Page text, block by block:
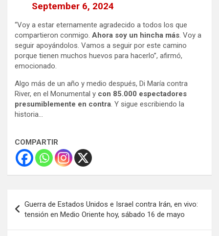
September 6, 2024
“Voy a estar eternamente agradecido a todos los que
compartieron conmigo. Ahora soy un hincha más. Voy a
seguir apoyándolos. Vamos a seguir por este camino
porque tienen muchos huevos para hacerlo”, afirmó,
emocionado.
Algo más de un año y medio después, Di María contra
River, en el Monumental y con 85.000 espectadores
presumiblemente en contra. Y sigue escribiendo la
historia…
COMPARTIR
de
entradas
Guerra de Estados Unidos e Israel contra Irán, en vivo:
tensión en Medio Oriente hoy, sábado 16 de mayo